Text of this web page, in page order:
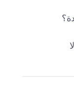
لا